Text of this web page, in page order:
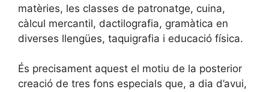
matèries, les classes de patronatge, cuina,
càlcul mercantil, dactilografia, gramàtica en
diverses llengües, taquigrafia i educació física.
És precisament aquest el motiu de la posterior
creació de tres fons especials que, a dia d’avui,